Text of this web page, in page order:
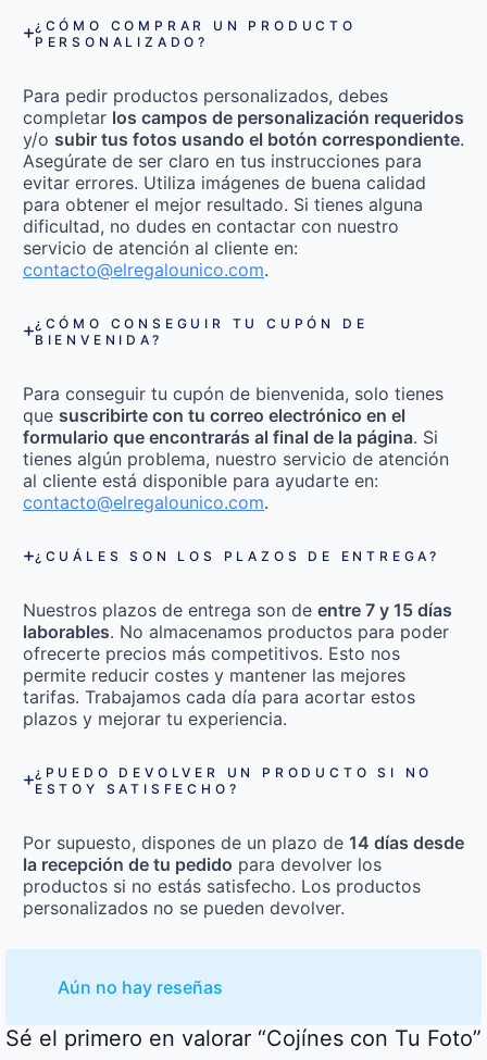
¿CÓMO COMPRAR UN PRODUCTO
PERSONALIZADO?
Para pedir productos personalizados, debes
completar los campos de personalización requeridos
y/o subir tus fotos usando el botón correspondiente.
Asegúrate de ser claro en tus instrucciones para
evitar errores. Utiliza imágenes de buena calidad
para obtener el mejor resultado. Si tienes alguna
dificultad, no dudes en contactar con nuestro
servicio de atención al cliente en:
contacto@elregalounico.com.
¿CÓMO CONSEGUIR TU CUPÓN DE
BIENVENIDA?
Para conseguir tu cupón de bienvenida, solo tienes
que suscribirte con tu correo electrónico en el
formulario que encontrarás al final de la página. Si
tienes algún problema, nuestro servicio de atención
al cliente está disponible para ayudarte en:
contacto@elregalounico.com.
¿CUÁLES SON LOS PLAZOS DE ENTREGA?
Nuestros plazos de entrega son de entre 7 y 15 días
laborables. No almacenamos productos para poder
ofrecerte precios más competitivos. Esto nos
permite reducir costes y mantener las mejores
tarifas. Trabajamos cada día para acortar estos
plazos y mejorar tu experiencia.
¿PUEDO DEVOLVER UN PRODUCTO SI NO
ESTOY SATISFECHO?
Por supuesto, dispones de un plazo de 14 días desde
la recepción de tu pedido para devolver los
productos si no estás satisfecho. Los productos
personalizados no se pueden devolver.
Aún no hay reseñas
Sé el primero en valorar “Cojínes con Tu Foto”